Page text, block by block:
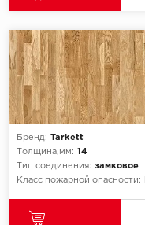
Бренд: Tarkett
Толщина,мм: 14
Тип соединения: замковое
Класс пожарной опасности: